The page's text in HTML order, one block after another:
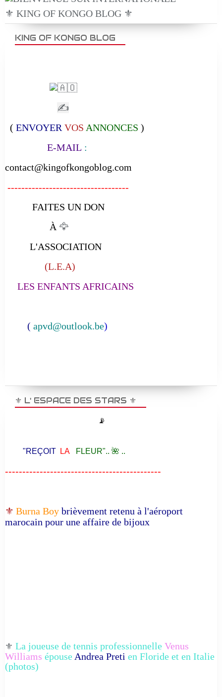
⚜️ KING OF KONGO BLOG ⚜️
KING OF KONGO BLOG
✍
( ENVOYER VOS ANNONCES )
E-MAIL :
contact@kingofkongoblog.com
-----------------------------------
FAITES UN DON
À 🦅
L'ASSOCIATION
(L.E.A)
LES ENFANTS AFRICAINS
( apvd@outlook.be)
⚜️ L' ESPACE DES STARS ⚜️
📡
"REÇOIT LA FLEUR".. 🌺 ..
---------------------------------------------
⚜️ Burna Boy brièvement retenu à l'aéroport
marocain pour une affaire de bijoux
⚜️ La joueuse de tennis professionnelle Venus
Williams épouse Andrea Preti en Floride et en Italie
(photos)